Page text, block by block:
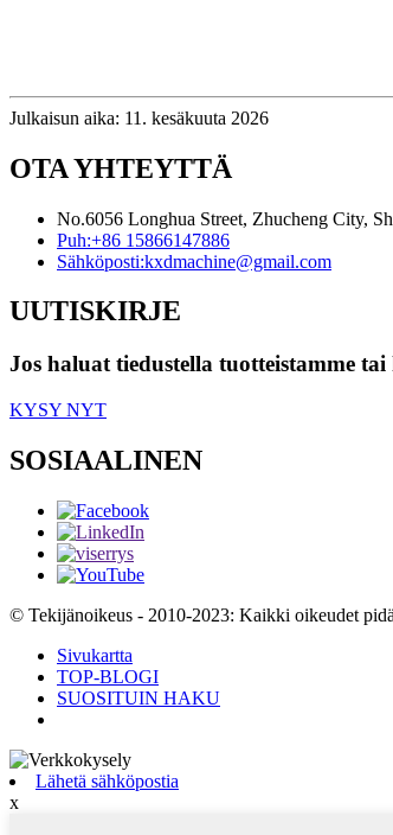
Julkaisun aika: 11. kesäkuuta 2026
OTA YHTEYTTÄ
No.6056 Longhua Street, Zhucheng City,
Puh:+86 15866147886
Sähköposti:kxdmachine@gmail.com
UUTISKIRJE
Jos haluat tiedustella tuotteistamme
KYSY NYT
SOSIAALINEN
© Tekijänoikeus - 2010-2023: Kaikki oikeudet
Sivukartta
TOP-BLOGI
SUOSITUIN HAKU
Lähetä sähköpostia
x